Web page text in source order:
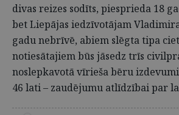
divas reizes sodīts, piesprieda 18
bet Liepājas iedzīvotājam
gadu nebrīvē, abiem slēgta tipa
notiesātajiem būs jāsedz trīs
noslepkavotā vīrieša bēru
46 lati – zaudējumu atlīdzībai par